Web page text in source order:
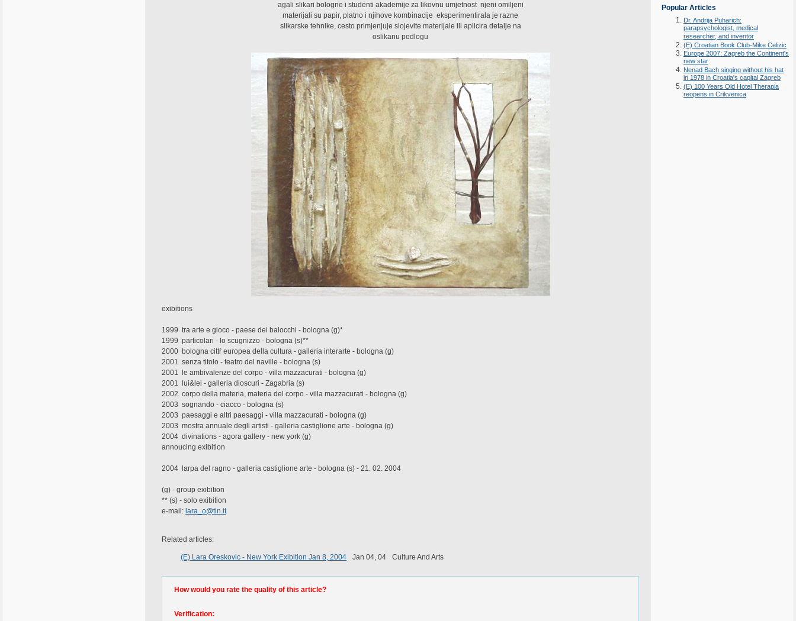
agali slikari bologne i studenti akademije za likovnu umjetnost  njeni omiljeni
materijali su papir, platno i njihove kombinacije  eksperimentirala je razne
slikarske tehnike, cesto primjenjuje slojevite materijale ili aplicira detalje na
oslikanu podlogu
exibitions
1999  tra arte e gioco - paese dei balocchi - bologna (g)*
1999  particolari - lo scugnizzo - bologna (s)**
2000  bologna cittŕ europea della cultura - galleria interarte - bologna (g)
2001  senza titolo - teatro del naville - bologna (s)
2001  le ambivalenze del corpo - villa mazzacurati - bologna (g)
2001  lui&lei - galleria dioscuri - Zagabria (s)
2002  corpo della materia, materia del corpo - villa mazzacurati - bologna (g)
2003  sognando - ciacco - bologna (s)
2003  paesaggi e altri paesaggi - villa mazzacurati - bologna (g)
2003  mostra annuale degli artisti - galleria castiglione arte - bologna (g)
2004  divinations - agora gallery - new york (g)
annoucing exibition
2004  larpa del ragno - galleria castiglione arte - bologna (s) - 21. 02. 2004
(g) - group exibition
** (s) - solo exibition
e-mail: lara_o@tin.it
Related articles:
(E) Lara Oreskovic - New York Exibition Jan 8, 2004 Jan 04, 04 Culture And Arts
How would you rate the quality of this article?
Verification:
Popular Articles
Dr. Andrija Puharich:
parapsychologist, medical
researcher, and inventor
(E) Croatian Book Club-Mike Celizic
Europe 2007: Zagreb the Continent's
new star
Nenad Bach singing without his hat
in 1978 in Croatia's capital Zagreb
(E) 100 Years Old Hotel Therapia
reopens in Crikvenica